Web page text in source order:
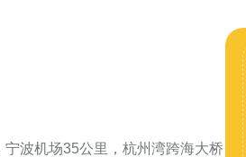
波机场35公里，杭州湾跨海大桥